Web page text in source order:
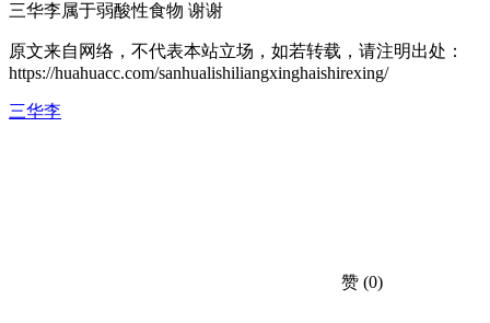
三华李属于弱酸性食物 谢谢
原文来自网络，不代表本站立场，如若转载，请注明出处：
https://huahuacc.com/sanhualishiliangxinghaishirexing/
三华李
赞 (0)